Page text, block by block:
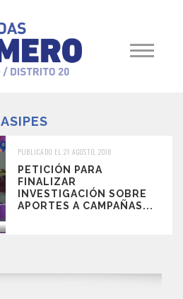
ASIPES
PUBLICADO EL 21 AGOSTO, 2018
PETICIÓN PARA
FINALIZAR
INVESTIGACIÓN SOBRE
APORTES A CAMPAÑAS...